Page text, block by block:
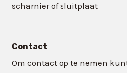
scharnier of sluitplaat
Contact
Om contact op te nemen